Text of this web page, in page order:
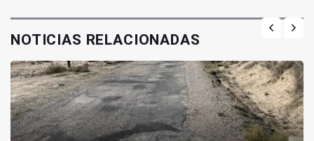
NOTICIAS RELACIONADAS